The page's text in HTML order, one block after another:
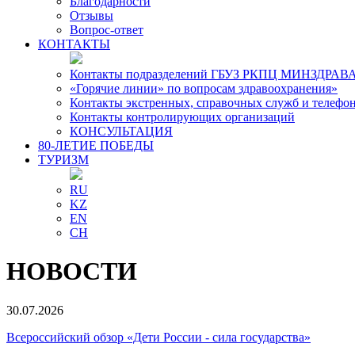
Отзывы
Вопрос-ответ
КОНТАКТЫ
Контакты подразделений ГБУЗ РКПЦ
«Горячие линии» по вопросам здравоохранения»
Контакты экстренных, справочных служб и
Контакты контролирующих организаций
КОНСУЛЬТАЦИЯ
80-ЛЕТИЕ ПОБЕДЫ
ТУРИЗМ
RU
KZ
EN
CH
НОВОСТИ
30.07.2026
Всероссийский обзор «Дети России - сила государства»